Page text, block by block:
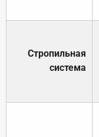
Стропильная
система